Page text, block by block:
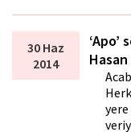
30 Haz
2014